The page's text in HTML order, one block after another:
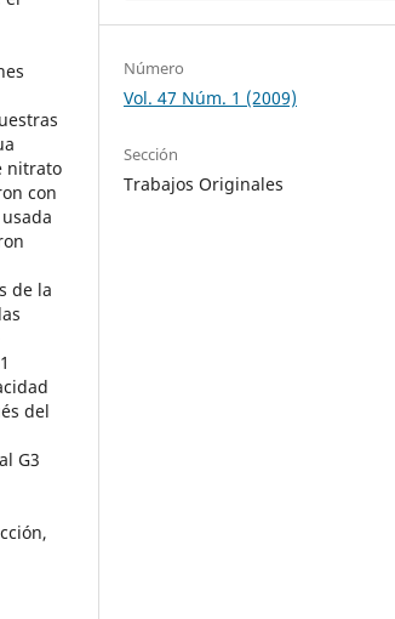
nitrato
con
de la
del
G3
Número
Vol. 47 Núm. 1 (2009)
Sección
Trabajos Originales